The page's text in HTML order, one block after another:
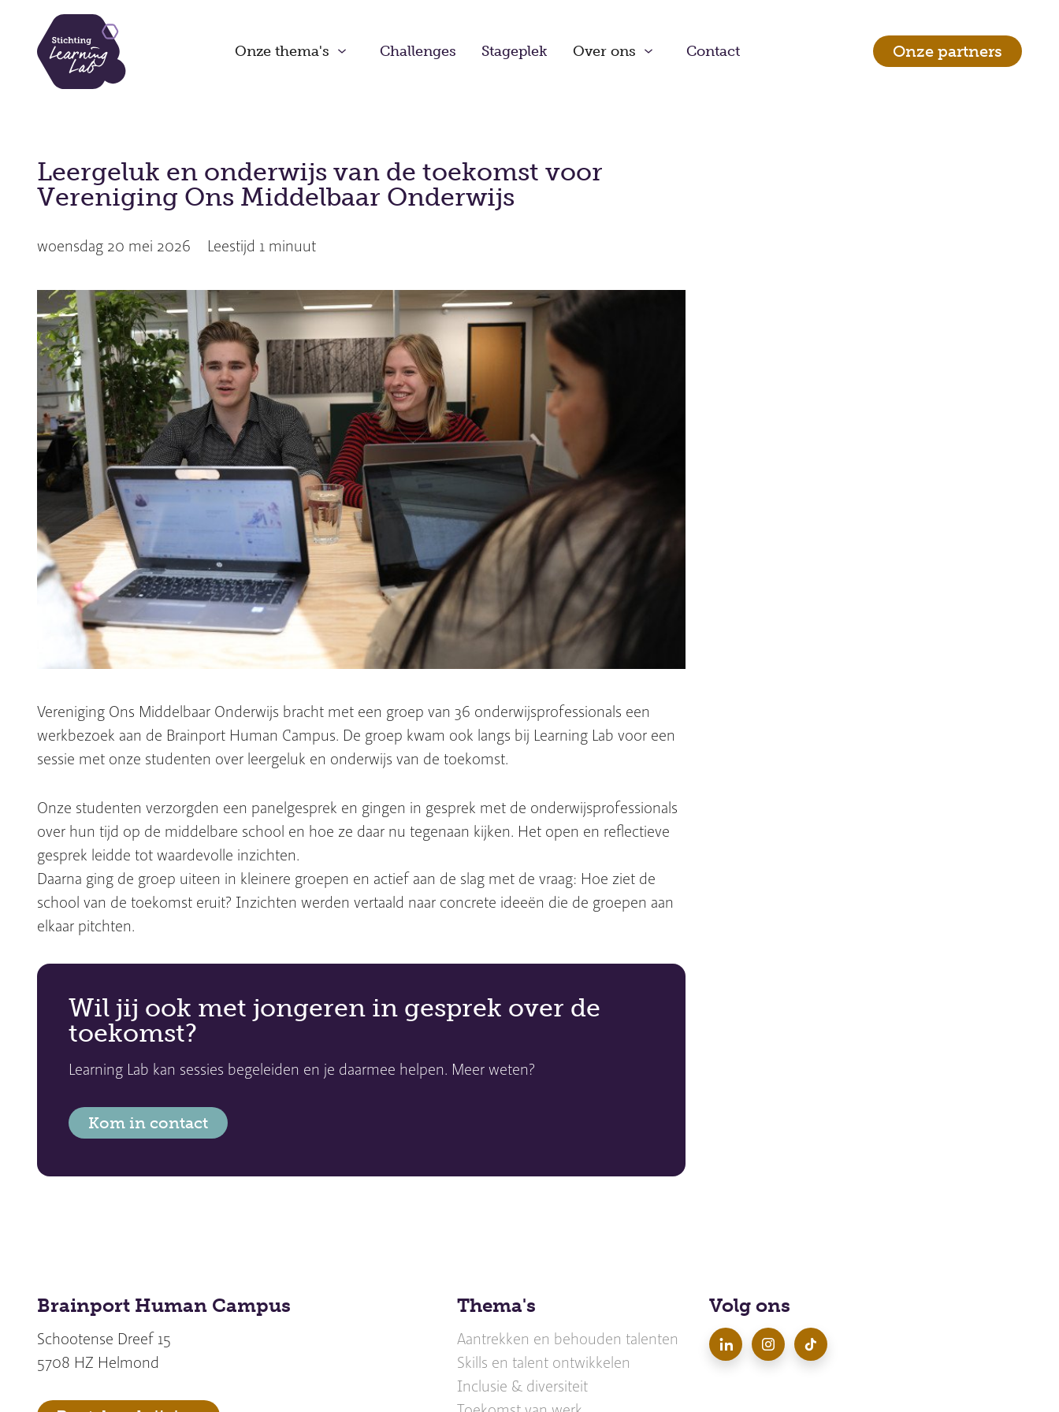
Overslaan
Onze thema's Challenges Stageplek Over ons Contact Onze partners
Leergeluk en onderwijs van de toekomst voor
Vereniging Ons Middelbaar Onderwijs
woensdag 20 mei 2026 Leestijd 1 minuut
Vereniging Ons Middelbaar Onderwijs bracht met een groep van 36 onderwijsprofessionals een
werkbezoek aan de Brainport Human Campus. De groep kwam ook langs bij Learning Lab voor een
sessie met onze studenten over leergeluk en onderwijs van de toekomst.
Onze studenten verzorgden een panelgesprek en gingen in gesprek met de onderwijsprofessionals
over hun tijd op de middelbare school en hoe ze daar nu tegenaan kijken. Het open en reflectieve
gesprek leidde tot waardevolle inzichten.
Daarna ging de groep uiteen in kleinere groepen en actief aan de slag met de vraag: Hoe ziet de
school van de toekomst eruit? Inzichten werden vertaald naar concrete ideeën die de groepen aan
elkaar pitchten.
Wil jij ook met jongeren in gesprek over de
toekomst?
Learning Lab kan sessies begeleiden en je daarmee helpen. Meer weten?
Kom in contact
Brainport Human Campus
Schootense Dreef 15
5708 HZ Helmond
Thema's
Aantrekken en behouden talenten
Skills en talent ontwikkelen
Inclusie & diversiteit
Volg ons